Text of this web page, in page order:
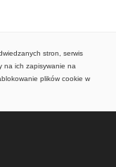
stron, serwis
na ich zapisywanie na
plików cookie w